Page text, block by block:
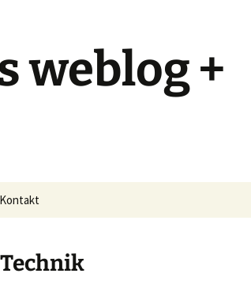
weblog +
Kontakt
Technik